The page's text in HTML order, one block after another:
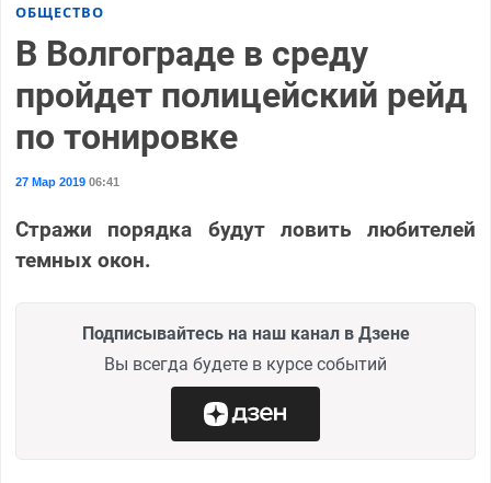
ОБЩЕСТВО
В Волгограде в среду
пройдет полицейский рейд
по тонировке
27 Мар 201906:41
Стражи порядка будут ловить любителей
темных окон.
Подписывайтесь на наш канал в Дзене
Вы всегда будете в курсе событий